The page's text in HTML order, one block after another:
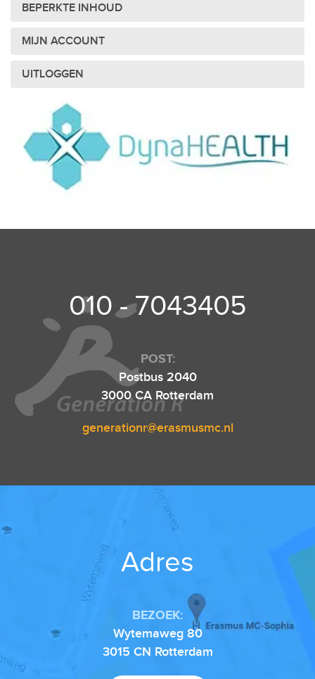
BEPERKTE INHOUD
MIJN ACCOUNT
UITLOGGEN
010 - 7043405
POST:
Postbus 2040
3000 CA Rotterdam
generationr@erasmusmc.nl
Adres
BEZOEK:
Wytemaweg 80
3015 CN Rotterdam